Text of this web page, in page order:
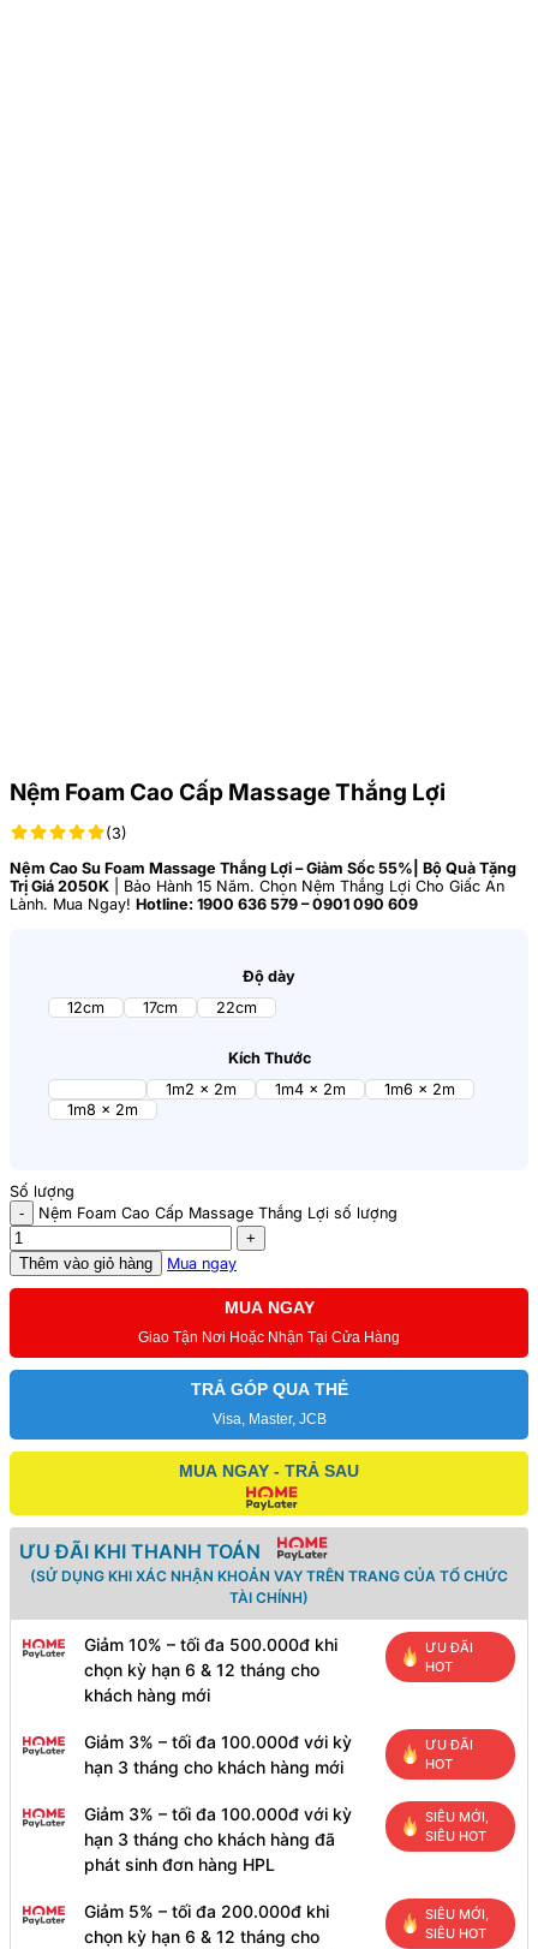
Nệm Foam Cao Cấp Massage Thắng Lợi
(3)
Nệm Cao Su Foam Massage Thắng Lợi – Giảm Sốc 55%| Bộ Quà Tặng
Trị Giá 2050K | Bảo Hành 15 Năm. Chọn Nệm Thắng Lợi Cho Giấc An
Lành. Mua Ngay! Hotline: 1900 636 579 – 0901 090 609
Độ dày
12cm
17cm 22cm
Kích Thước
1m2 x 2m 1m4 x 2m
1m6 x 2m
1m8 x 2m
Số lượng
Nệm Foam Cao Cấp Massage Thắng Lợi số lượng
Thêm vào giỏ hàng Mua ngay
MUA NGAY
Giao Tận Nơi Hoặc Nhận Tại Cửa Hàng
TRẢ GÓP QUA THẺ
Visa, Master, JCB
MUA NGAY - TRẢ SAU
ƯU ĐÃI KHI THANH TOÁN
(SỬ DỤNG KHI XÁC NHẬN KHOẢN VAY TRÊN TRANG CỦA TỔ CHỨC
TÀI CHÍNH)
Giảm 10% – tối đa 500.000đ khi
chọn kỳ hạn 6 & 12 tháng cho
khách hàng mới
ƯU ĐÃI
HOT
Giảm 3% – tối đa 100.000đ với kỳ
hạn 3 tháng cho khách hàng mới
ƯU ĐÃI
HOT
Giảm 3% – tối đa 100.000đ với kỳ
hạn 3 tháng cho khách hàng đã
phát sinh đơn hàng HPL
SIÊU MỚI,
SIÊU HOT
Giảm 5% – tối đa 200.000đ khi
chọn kỳ hạn 6 & 12 tháng cho
SIÊU MỚI,
SIÊU HOT